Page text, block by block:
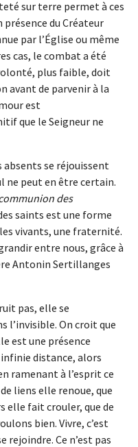
sur terre permet à ces
du Créateur
par l’Église ou même
cas, le combat a été
plus faible, doit
avant de parvenir à la
est
que le Seigneur ne
absents se réjouissent
ne peut en être certain.
des
saints est une forme
vivants, une fraternité.
entre nous, grâce à
Antonin Sertillanges
pas, elle se
l’invisible. On croit que
est une présence
distance, alors
ramenant à l’esprit ce
liens elle renoue, que
elle fait crouler, que de
bien. Vivre, c’est
rejoindre. Ce n’est pas